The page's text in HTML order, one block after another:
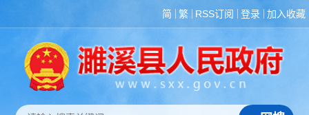
简 繁 RSS订阅 登录 加入收藏